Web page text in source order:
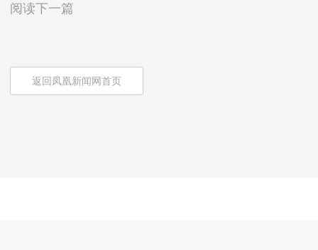
阅读下一篇
返回凤凰新闻网首页